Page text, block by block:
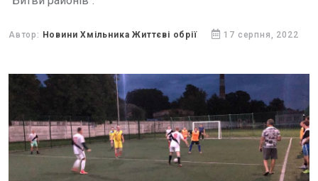
Автор: Новини Хмільника Життєві обрії 17 серпня, 2022